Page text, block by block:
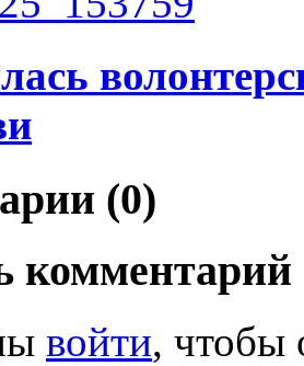
(0)
комментарий
войти, чтобы